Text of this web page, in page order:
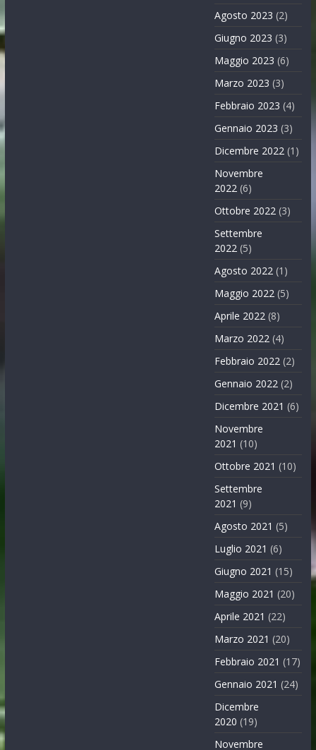
Agosto 2023 (2)
Giugno 2023 (3)
Maggio 2023 (6)
Marzo 2023 (3)
Febbraio 2023 (4)
Gennaio 2023 (3)
Dicembre 2022 (1)
Novembre
2022 (6)
Ottobre 2022 (3)
Settembre
2022 (5)
Agosto 2022 (1)
Maggio 2022 (5)
Aprile 2022 (8)
Marzo 2022 (4)
Febbraio 2022 (2)
Gennaio 2022 (2)
Dicembre 2021 (6)
Novembre
2021 (10)
Ottobre 2021 (10)
Settembre
2021 (9)
Agosto 2021 (5)
Luglio 2021 (6)
Giugno 2021 (15)
Maggio 2021 (20)
Aprile 2021 (22)
Marzo 2021 (20)
Febbraio 2021 (17)
Gennaio 2021 (24)
Dicembre
2020 (19)
Novembre